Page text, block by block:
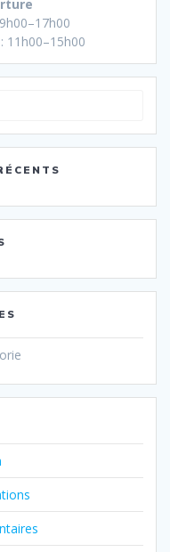
11h00–15h00